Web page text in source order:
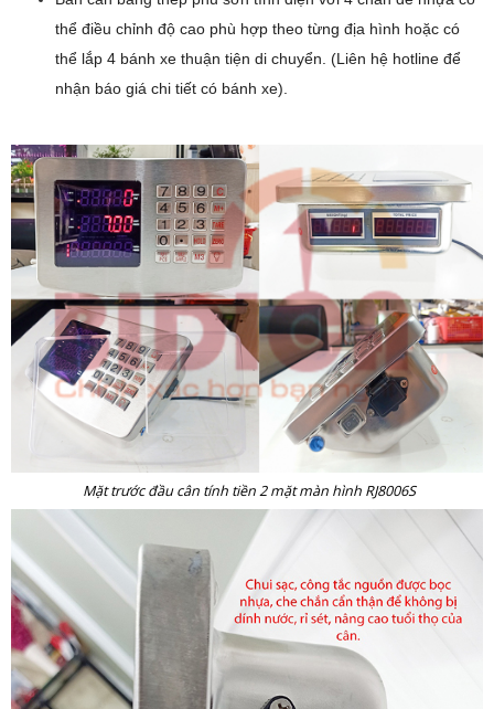
thể điều chỉnh độ cao phù hợp theo từng địa hình hoặc có
thể lắp 4 bánh xe thuận tiện di chuyển. (Liên hệ hotline để
nhận báo giá chi tiết có bánh xe).
Mặt trước đầu cân tính tiền 2 mặt màn hình RJ8006S